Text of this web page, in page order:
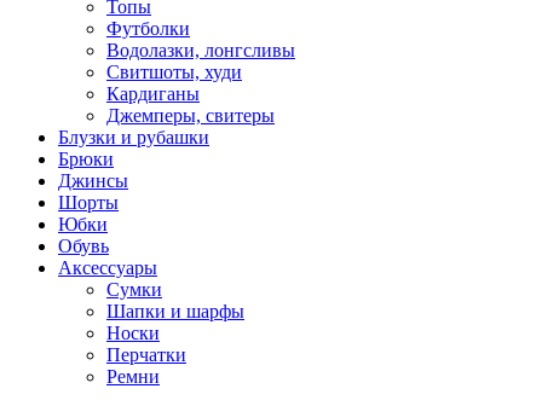
Топы
Футболки
Водолазки, лонгсливы
Свитшоты, худи
Кардиганы
Джемперы, свитеры
Блузки и рубашки
Брюки
Джинсы
Шорты
Юбки
Обувь
Аксессуары
Сумки
Шапки и шарфы
Носки
Перчатки
Ремни